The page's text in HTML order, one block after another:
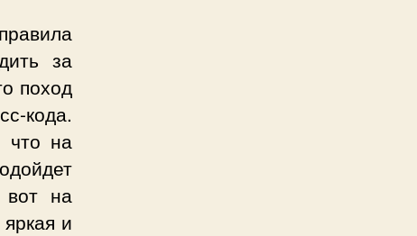
за
поход
кода.
что на
вот на
и